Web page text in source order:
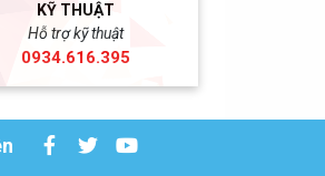
KỸ THUẬT
Hỗ trợ kỹ thuật
0934.616.395